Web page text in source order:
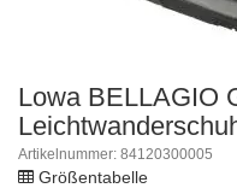
Lowa BELLAGIO
Artikelnummer: 84120300005
Größentabelle